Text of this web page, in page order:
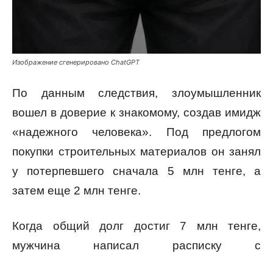
Изображение сгенерировано ChatGPT
По данным следствия, злоумышленник
вошел в доверие к знакомому, создав имидж
«надежного человека». Под предлогом
покупки строительных материалов он занял
у потерпевшего сначала 5 млн тенге, а
затем еще 2 млн тенге.
Когда общий долг достиг 7 млн тенге,
мужчина написал расписку с